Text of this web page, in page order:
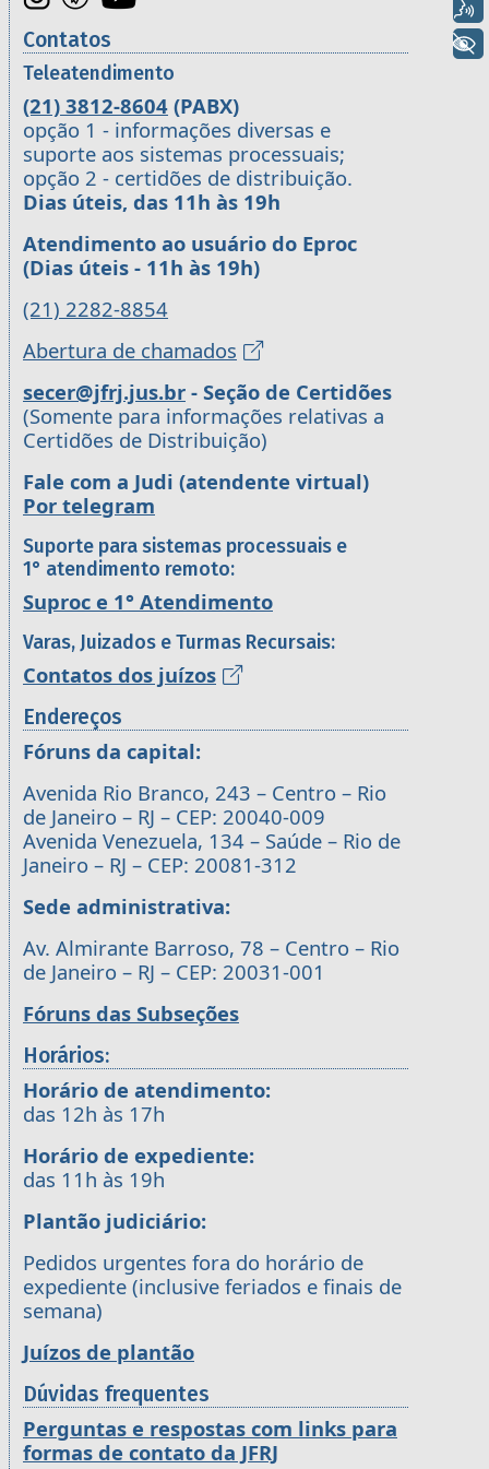
Contatos
Teleatendimento
(21) 3812-8604 (PABX)
opção 1 - informações diversas e
suporte aos sistemas processuais;
opção 2 - certidões de distribuição.
Dias úteis, das 11h às 19h
Atendimento ao usuário do Eproc
(Dias úteis - 11h às 19h)
(21) 2282-8854
Abertura de chamados
secer@jfrj.jus.br - Seção de Certidões
(Somente para informações relativas a
Certidões de Distribuição)
Fale com a Judi (atendente virtual)
Por telegram
Suporte para sistemas processuais e
1° atendimento remoto:
Suproc e 1° Atendimento
Varas, Juizados e Turmas Recursais:
Contatos dos juízos
Endereços
Fóruns da capital:
Avenida Rio Branco, 243 – Centro – Rio
de Janeiro – RJ – CEP: 20040-009
Avenida Venezuela, 134 – Saúde – Rio de
Janeiro – RJ – CEP: 20081-312
Sede administrativa:
Av. Almirante Barroso, 78 – Centro – Rio
de Janeiro – RJ – CEP: 20031-001
Fóruns das Subseções
Horários:
Horário de atendimento:
das 12h às 17h
Horário de expediente:
das 11h às 19h
Plantão judiciário:
Pedidos urgentes fora do horário de
expediente (inclusive feriados e finais de
semana)
Juízos de plantão
Dúvidas frequentes
Perguntas e respostas com links para
formas de contato da JFRJ